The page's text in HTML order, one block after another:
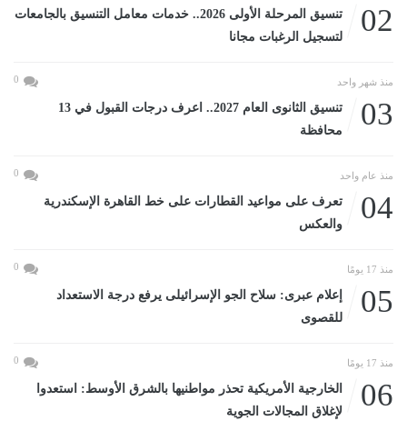
02
تنسيق المرحلة الأولى 2026.. خدمات معامل التنسيق بالجامعات
لتسجيل الرغبات مجانا
منذ شهر واحد 0
03
تنسيق الثانوى العام 2027.. اعرف درجات القبول في 13
محافظة
منذ عام واحد 0
04
تعرف على مواعيد القطارات على خط القاهرة الإسكندرية
والعكس
منذ 17 يومًا 0
05
إعلام عبرى: سلاح الجو الإسرائيلى يرفع درجة الاستعداد
للقصوى
منذ 17 يومًا 0
06
الخارجية الأمريكية تحذر مواطنيها بالشرق الأوسط: استعدوا
لإغلاق المجالات الجوية